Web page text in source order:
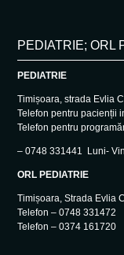
PEDIATRIE; ORL
PEDIATRIE
Timișoara, strada Evlia
Telefon pentru pacienții
Telefon pentru
– 0748 331441 Luni-
ORL PEDIATRIE
Timișoara, Strada Evlia
Telefon – 0748 331472
Telefon – 0374 161720